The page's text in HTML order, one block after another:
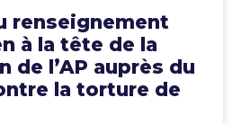
renseignement
à la tête de la
de l’AP auprès du
la torture de